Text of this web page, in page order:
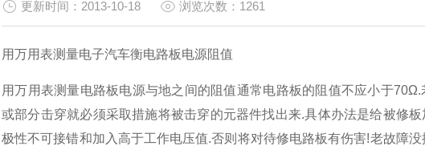
更新时间：2013-10-18 浏览次数：1261
用万用表测量电子汽车衡电路板电源阻值
用万用表测量电路板电源与地之间的阻值通常电路板的阻值不应小于
或部分击穿就必须采取措施将被击穿的元器件找出来.具体办法是给被修
极性不可接错和加入高于工作电压值.否则将对待修电路板有伤害!老故障